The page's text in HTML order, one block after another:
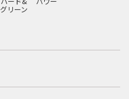
グリーン